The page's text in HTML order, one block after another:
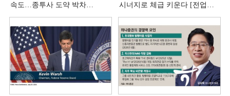
속도…종투사 도약 박차
증권사 (5)]
시너지로 체급 키운다 [전업계